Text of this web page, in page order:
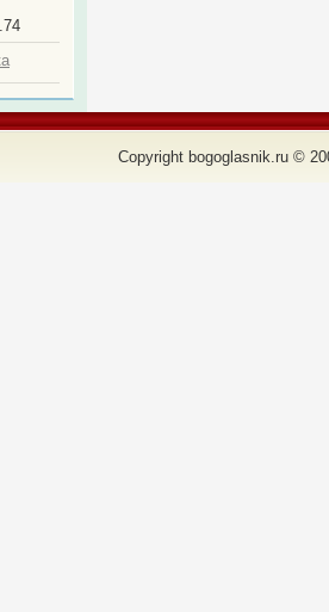
Copyright bogoglasnik.ru ©